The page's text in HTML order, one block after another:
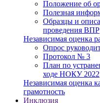
Положение об
Полезная
Образцы и
проведения ВПР
Независимая оценка
Опрос
Протокол № 3
План по
ходе НОКУ 2022
Независимая оценка
грамотность
Инклюзия